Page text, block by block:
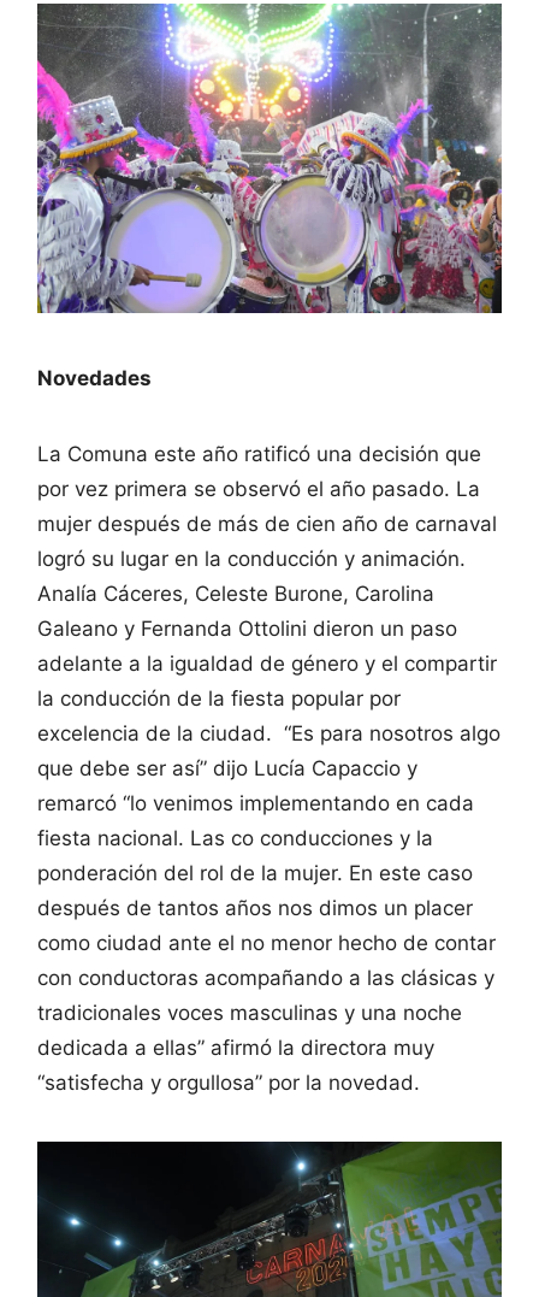
Novedades
La Comuna este año ratificó una decisión que
por vez primera se observó el año pasado. La
mujer después de más de cien año de carnaval
logró su lugar en la conducción y animación.
Analía Cáceres, Celeste Burone, Carolina
Galeano y Fernanda Ottolini dieron un paso
adelante a la igualdad de género y el compartir
la conducción de la fiesta popular por
excelencia de la ciudad. “Es para nosotros algo
que debe ser así” dijo Lucía Capaccio y
remarcó “lo venimos implementando en cada
fiesta nacional. Las co conducciones y la
ponderación del rol de la mujer. En este caso
después de tantos años nos dimos un placer
como ciudad ante el no menor hecho de contar
con conductoras acompañando a las clásicas y
tradicionales voces masculinas y una noche
dedicada a ellas” afirmó la directora muy
“satisfecha y orgullosa” por la novedad.